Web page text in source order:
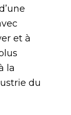
et à
la
du